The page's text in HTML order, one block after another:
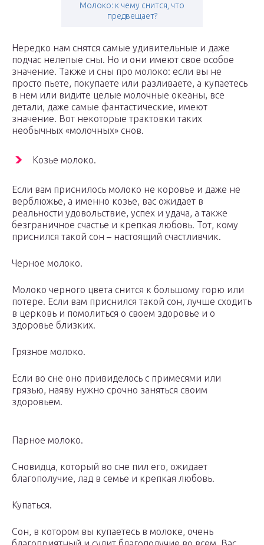
Молоко: к чему снится, что
предвещает?
Нередко нам снятся самые удивительные и даже
подчас нелепые сны. Но и они имеют свое особое
значение. Также и сны про молоко: если вы не
просто пьете, покупаете или разливаете, а купаетесь
в нем или видите целые молочные океаны, все
детали, даже самые фантастические, имеют
значение. Вот некоторые трактовки таких
необычных «молочных» снов.
Козье молоко.
Если вам приснилось молоко не коровье и даже не
верблюжье, а именно козье, вас ожидает в
реальности удовольствие, успех и удача, а также
безграничное счастье и крепкая любовь. Тот, кому
приснился такой сон – настоящий счастливчик.
Черное молоко.
Молоко черного цвета снится к большому горю или
потере. Если вам приснился такой сон, лучше сходить
в церковь и помолиться о своем здоровье и о
здоровье близких.
Грязное молоко.
Если во сне оно привиделось с примесями или
грязью, наяву нужно срочно заняться своим
здоровьем.
Парное молоко.
Сновидца, который во сне пил его, ожидает
благополучие, лад в семье и крепкая любовь.
Купаться.
Сон, в котором вы купаетесь в молоке, очень